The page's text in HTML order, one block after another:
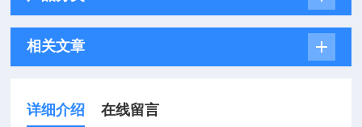
相关文章
详细介绍 在线留言